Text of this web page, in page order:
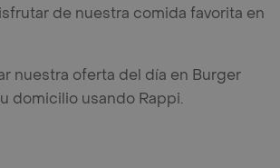
de nuestra comida favorita en
nuestra oferta del día en Burger
domicilio usando Rappi.